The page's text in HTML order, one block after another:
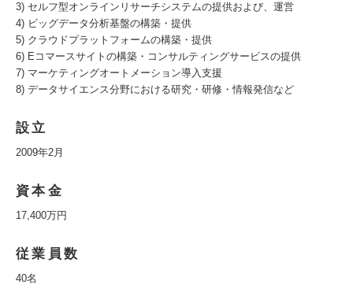
3) セルフ型オンラインリサーチシステムの提供および、運営
4) ビッグデータ分析基盤の構築・提供
5) クラウドプラットフォームの構築・提供
6) Eコマースサイトの構築・コンサルティングサービスの提供
7) マーケティングオートメーション導入支援
8) データサイエンス分野における研究・研修・情報発信など
設立
2009年2月
資本金
17,400万円
従業員数
40名